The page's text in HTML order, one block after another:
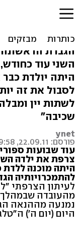
קרלה
רוצה
הגברת
השני עוד
היתה יולדת
לסבול את זה
לשתות יין
שכיבה"
ynet
פורסם: 22.09.11, 09:58
עוד שבועות
צרפת את ילדה
היתה מוכנה
להתמכרויותיה
לעיתון הצרפתי
מהעובדה שבמהלך
נמנעה מההנאה
היום (יום ה')